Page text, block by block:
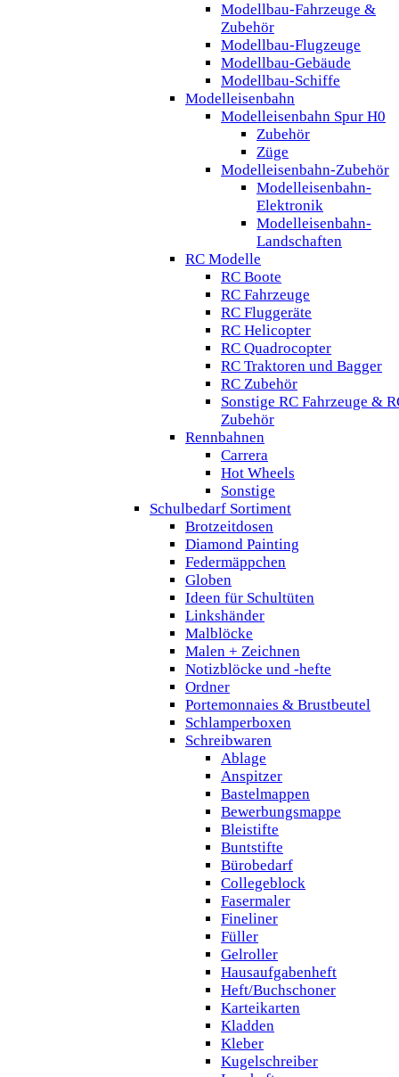
Modellbau-Fahrzeuge &
Zubehör
Modellbau-Flugzeuge
Modellbau-Gebäude
Modellbau-Schiffe
Modelleisenbahn
Modelleisenbahn Spur H0
Zubehör
Züge
Modelleisenbahn-Zubehör
Modelleisenbahn-
Elektronik
Modelleisenbahn-
Landschaften
RC Modelle
RC Boote
RC Fahrzeuge
RC Fluggeräte
RC Helicopter
RC Quadrocopter
RC Traktoren und Bagger
RC Zubehör
Sonstige RC Fahrzeuge &
Zubehör
Rennbahnen
Carrera
Hot Wheels
Sonstige
Schulbedarf Sortiment
Brotzeitdosen
Diamond Painting
Federmäppchen
Globen
Ideen für Schultüten
Linkshänder
Malblöcke
Malen + Zeichnen
Notizblöcke und -hefte
Ordner
Portemonnaies & Brustbeutel
Schlamperboxen
Schreibwaren
Ablage
Anspitzer
Bastelmappen
Bewerbungsmappe
Bleistifte
Buntstifte
Bürobedarf
Collegeblock
Fasermaler
Fineliner
Füller
Gelroller
Hausaufgabenheft
Heft/Buchschoner
Karteikarten
Kladden
Kleber
Kugelschreiber